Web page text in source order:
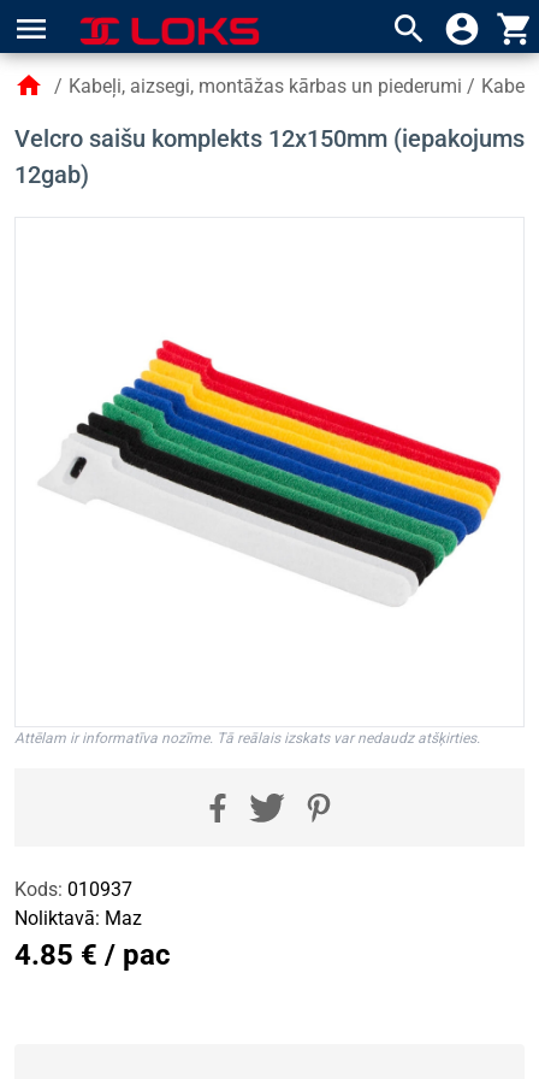
menu search account_circle shopping_cart
home / Kabeļi, aizsegi, montāžas kārbas un piederumi /
Velcro saišu komplekts 12x150mm (iepakojums
12gab)
Attēlam ir informatīva nozīme. Tā reālais izskats var nedaudz atšķirties.
Kods: 010937
Noliktavā: Maz
4.85 € / pac